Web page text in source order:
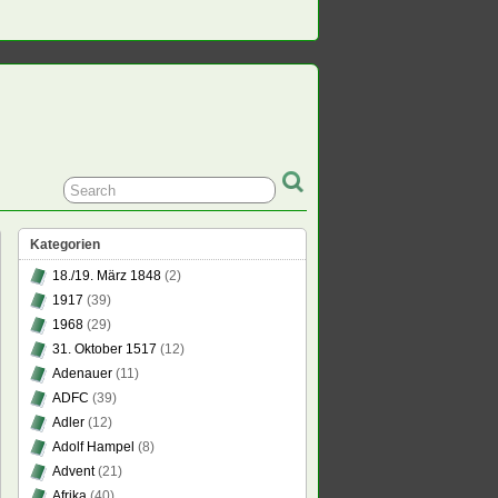
Kategorien
18./19. März 1848 (2)
1917 (39)
1968 (29)
31. Oktober 1517 (12)
Adenauer (11)
ADFC (39)
Adler (12)
Adolf Hampel (8)
Advent(21)